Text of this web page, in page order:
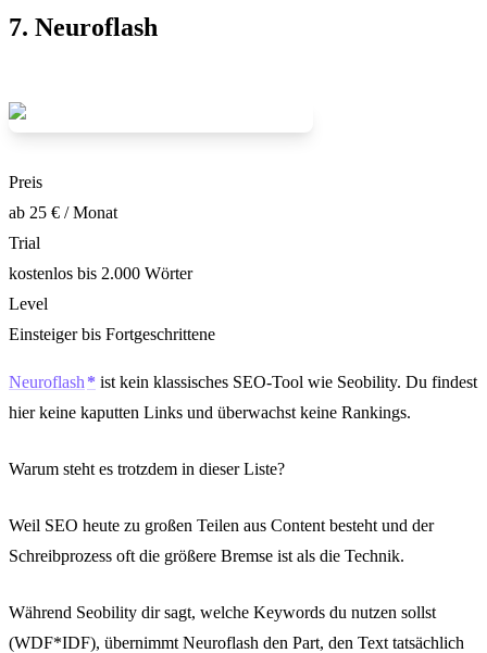
7. Neuroflash
Preis
ab 25 € / Monat
Trial
kostenlos bis 2.000 Wörter
Level
Einsteiger bis Fortgeschrittene
Neuroflash
ist kein klassisches SEO-Tool wie Seobility. Du findest
hier keine kaputten Links und überwachst keine Rankings.
Warum steht es trotzdem in dieser Liste?
Weil SEO heute zu großen Teilen aus Content besteht und der
Schreibprozess oft die größere Bremse ist als die Technik.
Während Seobility dir sagt, welche Keywords du nutzen sollst
(WDF*IDF), übernimmt Neuroflash den Part, den Text tatsächlich